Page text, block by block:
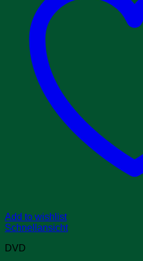
Add to wishlist
Schnellansicht
DVD